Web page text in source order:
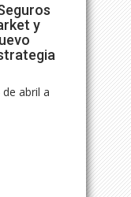
y
abril a